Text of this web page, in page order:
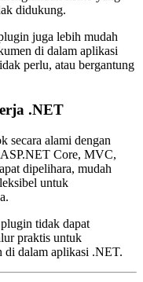
didukung.
juga lebih mudah
di dalam aplikasi
perlu, atau bergantung
.NET
secara alami dengan
Core, MVC,
dipelihara, mudah
untuk
tidak dapat
praktis untuk
di dalam aplikasi .NET.